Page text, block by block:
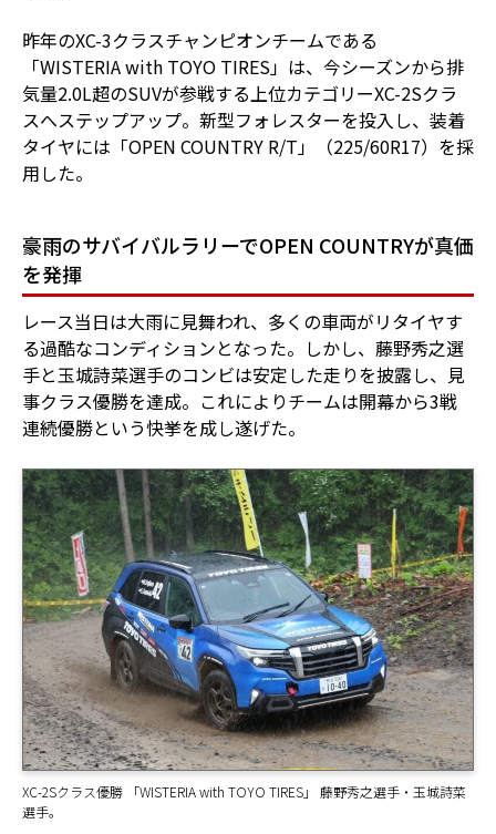
昨年のXC-3クラスチャンピオンチームである
「WISTERIA with TOYO TIRES」は、今シーズンから排
気量2.0L超のSUVが参戦する上位カテゴリーXC-2Sクラ
スへステップアップ。新型フォレスターを投入し、装着
タイヤには「OPEN COUNTRY R/T」（225/60R17）を採
用した。
豪雨のサバイバルラリーでOPEN COUNTRYが真価
を発揮
レース当日は大雨に見舞われ、多くの車両がリタイヤす
る過酷なコンディションとなった。しかし、藤野秀之選
手と玉城詩菜選手のコンビは安定した走りを披露し、見
事クラス優勝を達成。これによりチームは開幕から3戦
連続優勝という快挙を成し遂げた。
XC-2Sクラス優勝 「WISTERIA with TOYO TIRES」 藤野秀之選手・玉城詩菜
選手。